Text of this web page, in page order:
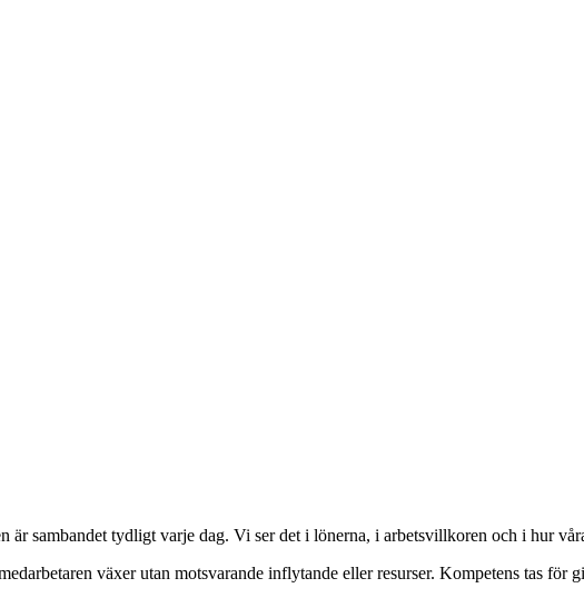
är sambandet tydligt varje dag. Vi ser det i lönerna, i arbetsvillkoren och i hur
växer utan motsvarande inflytande eller resurser. Kompetens tas för